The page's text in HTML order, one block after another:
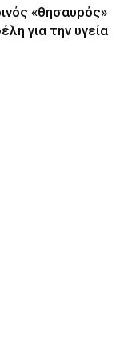
«θησαυρός»
για την υγεία